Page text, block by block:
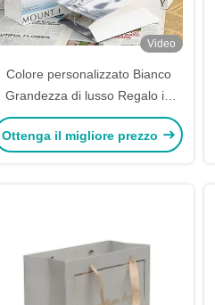
Video
Colore personalizzato Bianco
Grandezza di lusso Regalo in
bianco Pacchetto in bianco Tasca
di carta a manico Tasca di carta
Ottenga il migliore prezzo